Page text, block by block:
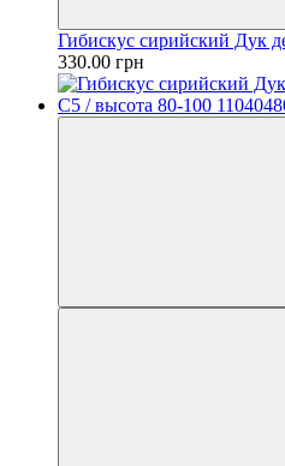
Гибискус сирийский Дук
330.00 грн